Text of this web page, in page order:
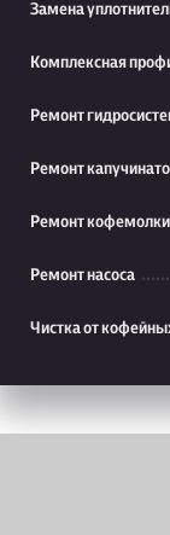
Замена
Комплексная
Ремонт
Ремонт
Ремонт кофемолки
Ремонт насоса
Чистка от